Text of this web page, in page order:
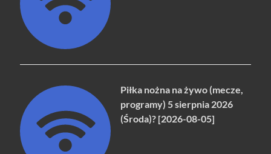
Piłka nożna na żywo (mecze,
programy) 5 sierpnia 2026
(Środa)? [2026-08-05]